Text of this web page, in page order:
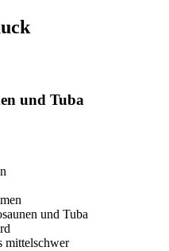
und Tuba
und Tuba
mittelschwer